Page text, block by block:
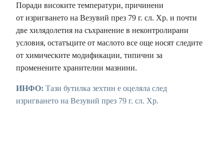
Поради високите температури, причинени
от изригването на Везувий през 79 г. сл. Хр. и почти
две хилядолетия на съхранение в неконтролирани
условия, остатъците от маслото все още носят следите
от химическите модификации, типични за
променените хранителни мазнини.
ИНФО: Тази бутилка зехтин е оцеляла след
изригването на Везувий през 79 г. сл. Хр.